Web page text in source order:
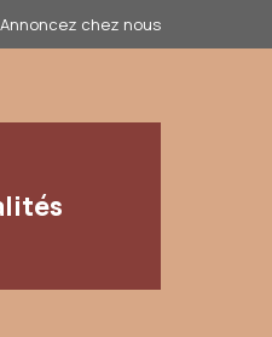
Annoncez chez nous